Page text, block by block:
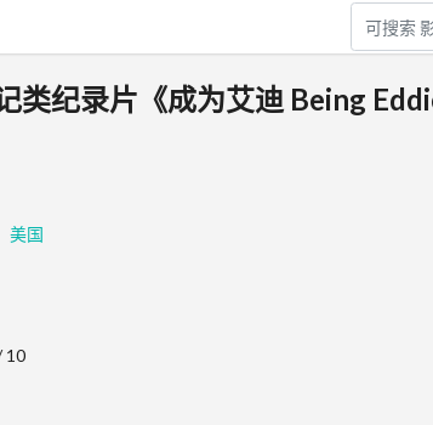
类纪录片《成为艾迪 Being
美国
10